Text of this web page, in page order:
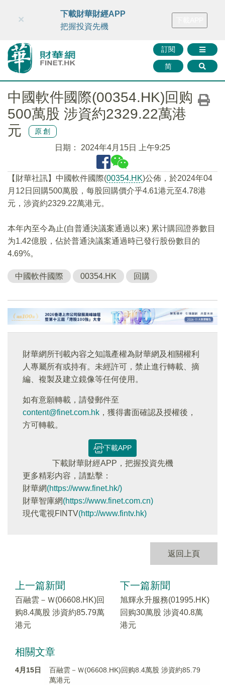
財華智庫網 FINTV FINMETA 財華證券 媒體矩陣
訂閱
简
×
下載財華財經APP
把握投資先機
中國軟件國際(00354.HK)回购
500萬股 涉資約2329.22萬港
元
原創
日期： 2024年4月15日 上午9:25
【財華社訊】中國軟件國際(00354.HK)公佈，於2024年04
月12日回購500萬股，每股回購價介乎4.61港元至4.78港
元，涉資約2329.22萬港元。
本年內至今為止(自普通決議案通過以來) 累计購回證券數目
为1.42億股，佔於普通決議案通過時已發行股份數目的
4.69%。
中國軟件國際 00354.HK 回購
財華網所刊載內容之知識產權為財華網及相關權利
人專屬所有或持有。未經許可，禁止進行轉載、摘
編、複製及建立鏡像等任何使用。
如有意願轉載，請發郵件至
content@finet.com.hk ，獲得書面確認及授權後，
方可轉載。
下載APP
下載財華財經APP，把握投資先機
更多精彩内容，請點擊：
財華網(https://www.finet.hk/)
財華智庫網(https://www.finet.com.cn)
現代電視FINTV(http://www.fintv.hk)
返回上頁
上一篇新聞
百融雲－Ｗ(06608.HK)回
购8.4萬股 涉資約85.79萬
港元
下一篇新聞
旭輝永升服務(01995.HK)
回购30萬股 涉資40.8萬
港元
相關文章
4月15日
百融雲－Ｗ(06608.HK)回购8.4萬股 涉資約85.79
萬港元